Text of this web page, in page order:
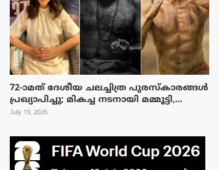
72-ാമത് ദേശീയ ചലച്ചിത്ര പുരസ്‌കാരങ്ങള്‍
പ്രഖ്യാപിച്ചു; മികച്ച നടനായി മമ്മൂട്ടി,...
July 19, 2026